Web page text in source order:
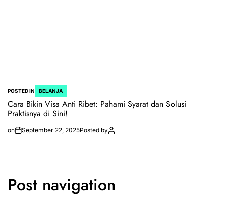
POSTED IN BELANJA
Cara Bikin Visa Anti Ribet: Pahami Syarat dan Solusi
Praktisnya di Sini!
on September 22, 2025Posted by
Post navigation